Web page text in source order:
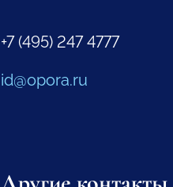
+7 (495) 247 4777
id@opora.ru